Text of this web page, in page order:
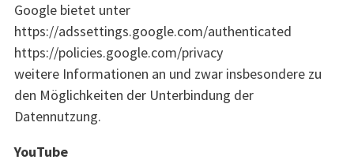
Google bietet unter
https://adssettings.google.com/authenticated
https://policies.google.com/privacy
weitere Informationen an und zwar insbesondere zu
den Möglichkeiten der Unterbindung der
Datennutzung.
YouTube